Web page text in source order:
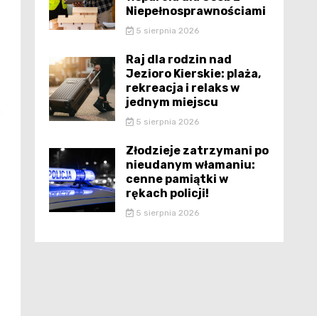
Niepełnosprawnościami
5 sierpnia 2026
Raj dla rodzin nad
Jezioro Kierskie: plaża,
rekreacja i relaks w
jednym miejscu
5 sierpnia 2026
Złodzieje zatrzymani po
nieudanym włamaniu:
cenne pamiątki w
rękach policji!
5 sierpnia 2026